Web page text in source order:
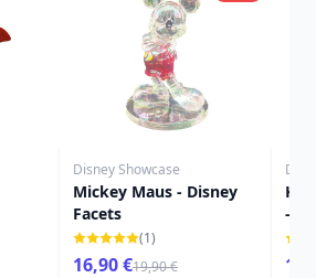
Disney Showcase
Mickey Maus - Disney
Facets
(1)
16,90 €19,90 €
-